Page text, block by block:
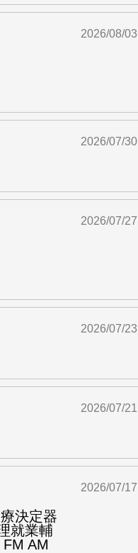
2026/08/03
2026/07/30
2026/07/27
2026/07/23
2026/07/21
決定器
就業輔
AM
2026/07/17